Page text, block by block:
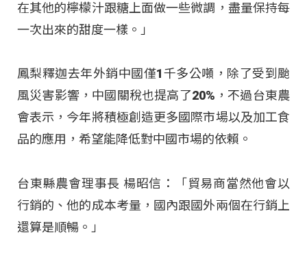
在其他的檸檬汁跟糖上面做一些微調，盡量保持每
一次出來的甜度一樣。」
鳳梨釋迦去年外銷中國僅1千多公噸，除了受到颱
風災害影響，中國關稅也提高了20%，不過台東農
會表示，今年將積極創造更多國際市場以及加工食
品的應用，希望能降低對中國市場的依賴。
台東縣農會理事長 楊昭信：「貿易商當然他會以
行銷的、他的成本考量，國內跟國外兩個在行銷上
還算是順暢。」